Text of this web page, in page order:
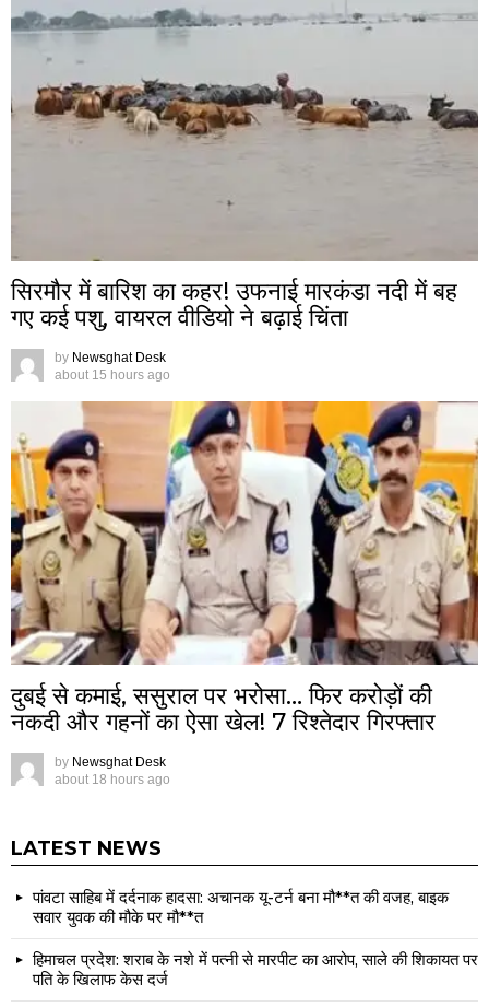
सिरमौर में बारिश का कहर! उफनाई मारकंडा नदी में बह
गए कई पशु, वायरल वीडियो ने बढ़ाई चिंता
by Newsghat Desk
about 15 hours ago
दुबई से कमाई, ससुराल पर भरोसा… फिर करोड़ों की
नकदी और गहनों का ऐसा खेल! 7 रिश्तेदार गिरफ्तार
by Newsghat Desk
about 18 hours ago
LATEST NEWS
पांवटा साहिब में दर्दनाक हादसा: अचानक यू-टर्न बना मौ**त की वजह, बाइक
सवार युवक की मौके पर मौ**त
हिमाचल प्रदेश: शराब के नशे में पत्नी से मारपीट का आरोप, साले की शिकायत पर
पति के खिलाफ केस दर्ज